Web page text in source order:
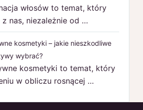
włosów to temat, który
nas, niezależnie od …
kosmetyki – jakie nieszkodliwe
wybrać?
kosmetyki to temat, który
w obliczu rosnącej …